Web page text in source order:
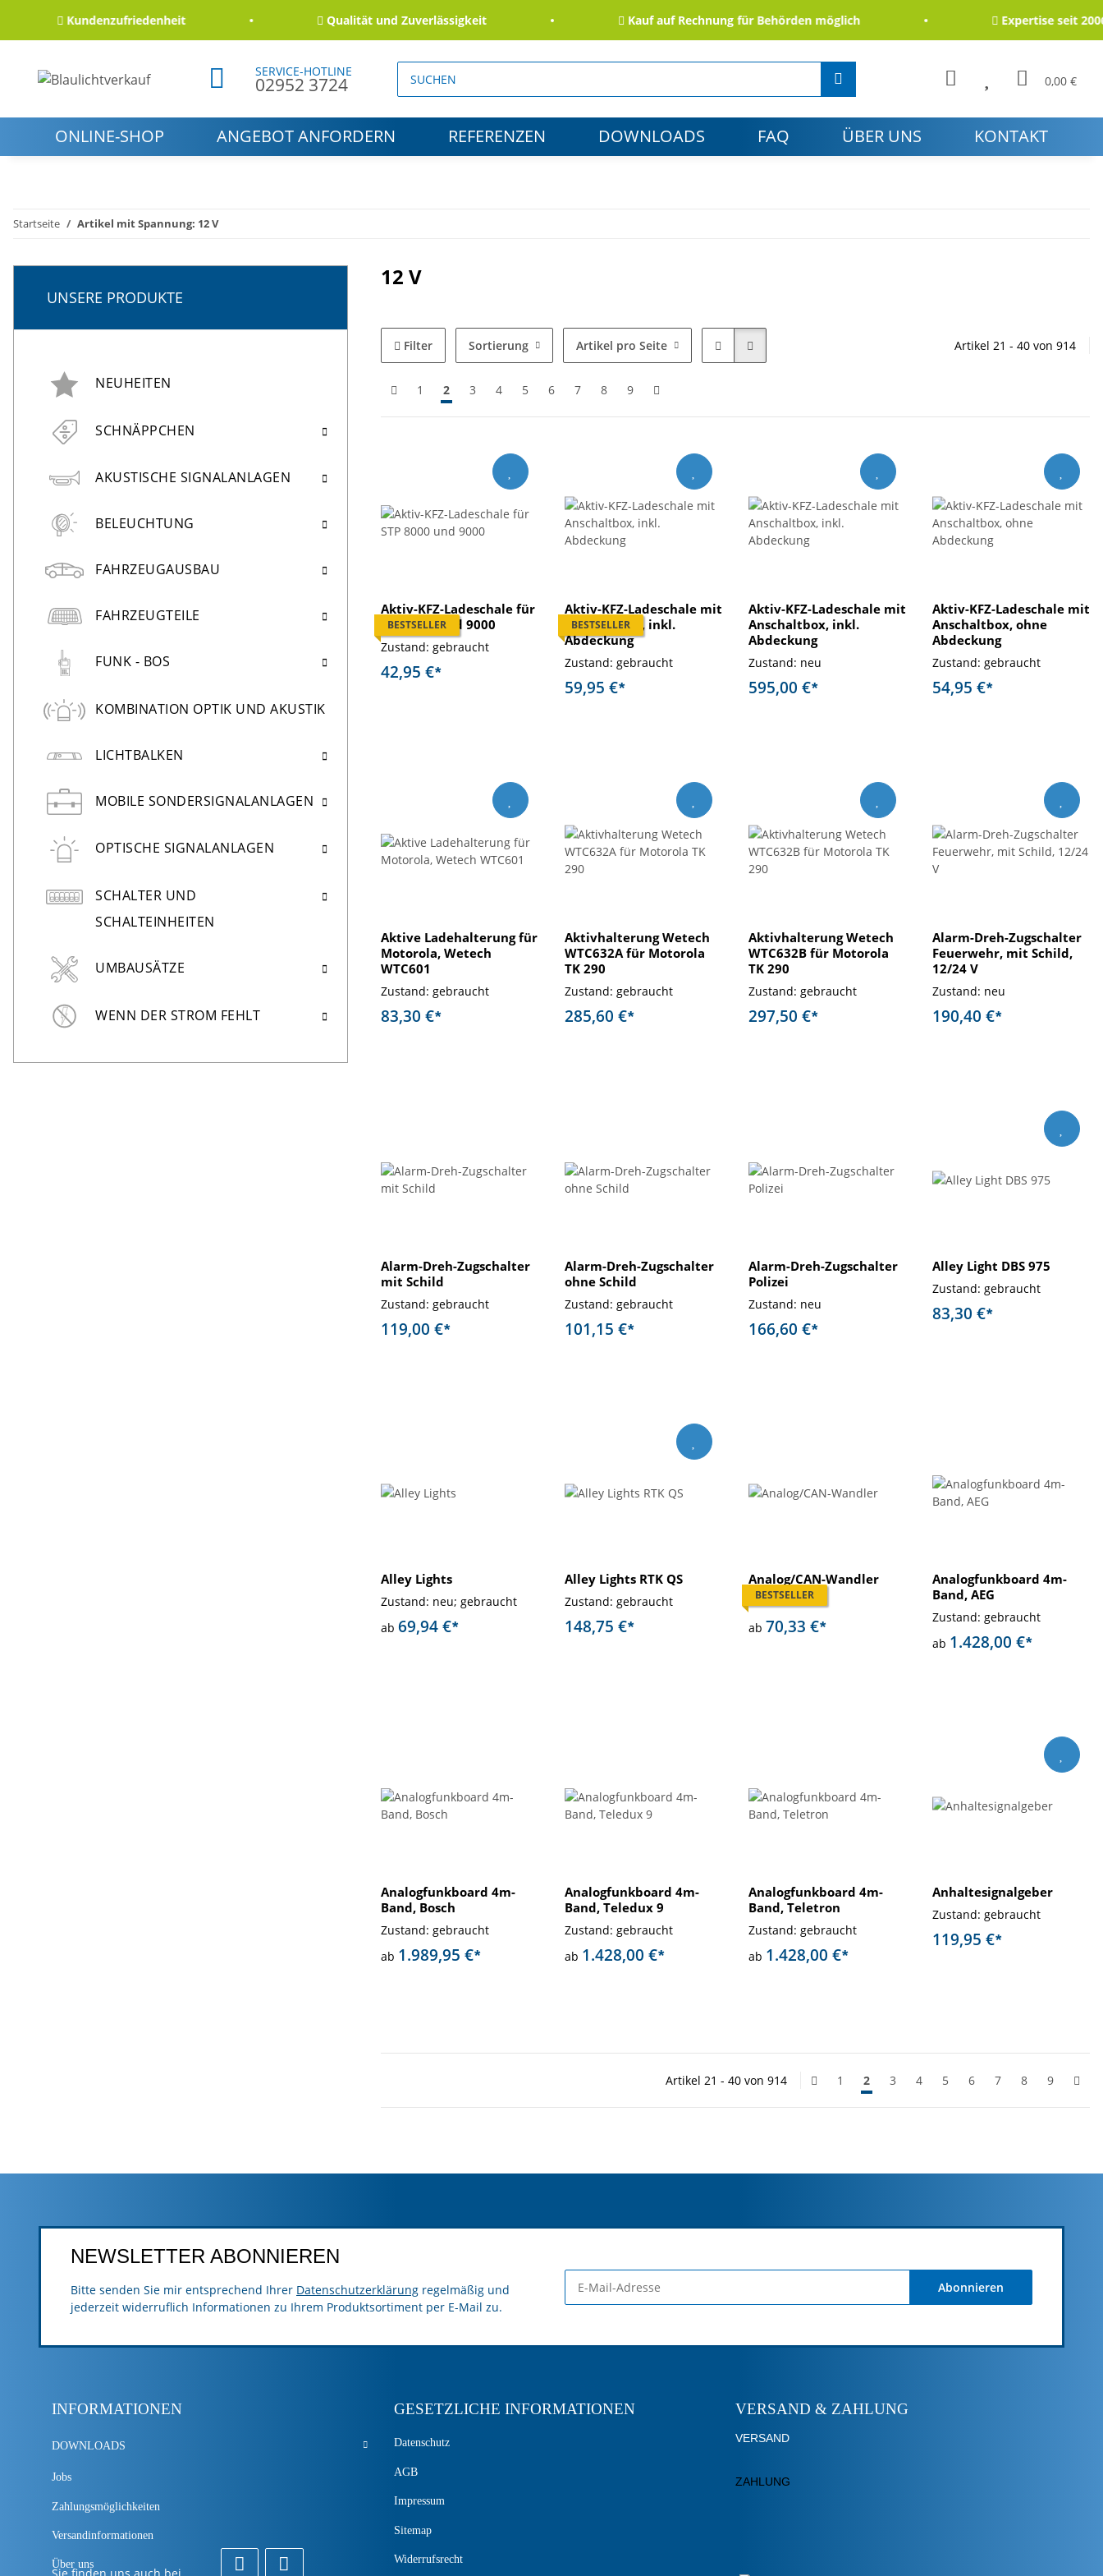
Kundenzufriedenheit Qualität und Zuverlässigkeit Kauf auf Rechnung für Behörden möglich Expertise seit 2006
SERVICE-HOTLINE
02952 3724 0,00 €
ONLINE-SHOP ANGEBOT ANFORDERN REFERENZEN DOWNLOADS FAQ ÜBER UNS KONTAKT
Startseite Artikel mit Spannung: 12 V
12 V
Filter Sortierung Artikel pro Seite Artikel 21 - 40 von 914
1 2 3 4 5 6 7 8 9
BESTSELLER
Aktiv-KFZ-Ladeschale für
STP 8000 und 9000
Zustand: gebraucht
42,95 €*
BESTSELLER
Aktiv-KFZ-Ladeschale mit
Anschaltbox, inkl.
Abdeckung
Zustand: gebraucht
59,95 €*
Aktiv-KFZ-Ladeschale mit
Anschaltbox, inkl.
Abdeckung
Zustand: neu
595,00 €*
Aktiv-KFZ-Ladeschale mit
Anschaltbox, ohne
Abdeckung
Zustand: gebraucht
54,95 €*
Aktive Ladehalterung für
Motorola, Wetech
WTC601
Zustand: gebraucht
83,30 €*
Aktivhalterung Wetech
WTC632A für Motorola
TK 290
Zustand: gebraucht
285,60 €*
Aktivhalterung Wetech
WTC632B für Motorola
TK 290
Zustand: gebraucht
297,50 €*
Alarm-Dreh-Zugschalter
Feuerwehr, mit Schild,
12/24 V
Zustand: neu
190,40 €*
Alarm-Dreh-Zugschalter
mit Schild
Zustand: gebraucht
119,00 €*
Alarm-Dreh-Zugschalter
ohne Schild
Zustand: gebraucht
101,15 €*
Alarm-Dreh-Zugschalter
Polizei
Zustand: neu
166,60 €*
Alley Light DBS 975
Zustand: gebraucht
83,30 €*
Alley Lights
Zustand: neu; gebraucht
ab 69,94 €*
Alley Lights RTK QS
Zustand: gebraucht
148,75 €*
BESTSELLER
Analog/CAN-Wandler
Zustand: neu
ab 70,33 €*
Analogfunkboard 4m-
Band, AEG
Zustand: gebraucht
ab 1.428,00 €*
Analogfunkboard 4m-
Band, Bosch
Zustand: gebraucht
ab 1.989,95 €*
Analogfunkboard 4m-
Band, Teledux 9
Zustand: gebraucht
ab 1.428,00 €*
Analogfunkboard 4m-
Band, Teletron
Zustand: gebraucht
ab 1.428,00 €*
Anhaltesignalgeber
Zustand: gebraucht
119,95 €*
Artikel 21 - 40 von 914 1 2 3 4 5 6 7 8 9
UNSERE PRODUKTE
NEUHEITEN
SCHNÄPPCHEN
AKUSTISCHE SIGNALANLAGEN
BELEUCHTUNG
FAHRZEUGAUSBAU
FAHRZEUGTEILE
FUNK - BOS
KOMBINATION OPTIK UND AKUSTIK
LICHTBALKEN
MOBILE SONDERSIGNALANLAGEN
OPTISCHE SIGNALANLAGEN
SCHALTER UND
SCHALTEINHEITEN
UMBAUSÄTZE
WENN DER STROM FEHLT
NEWSLETTER ABONNIEREN
Bitte senden Sie mir entsprechend Ihrer Datenschutzerklärung regelmäßig und
jederzeit widerruflich Informationen zu Ihrem Produktsortiment per E-Mail zu.
Abonnieren
INFORMATIONEN
DOWNLOADS
Jobs
Zahlungsmöglichkeiten
Versandinformationen
Über uns
GESETZLICHE INFORMATIONEN
Datenschutz
AGB
Impressum
Sitemap
Widerrufsrecht
VERSAND & ZAHLUNG
VERSAND
ZAHLUNG